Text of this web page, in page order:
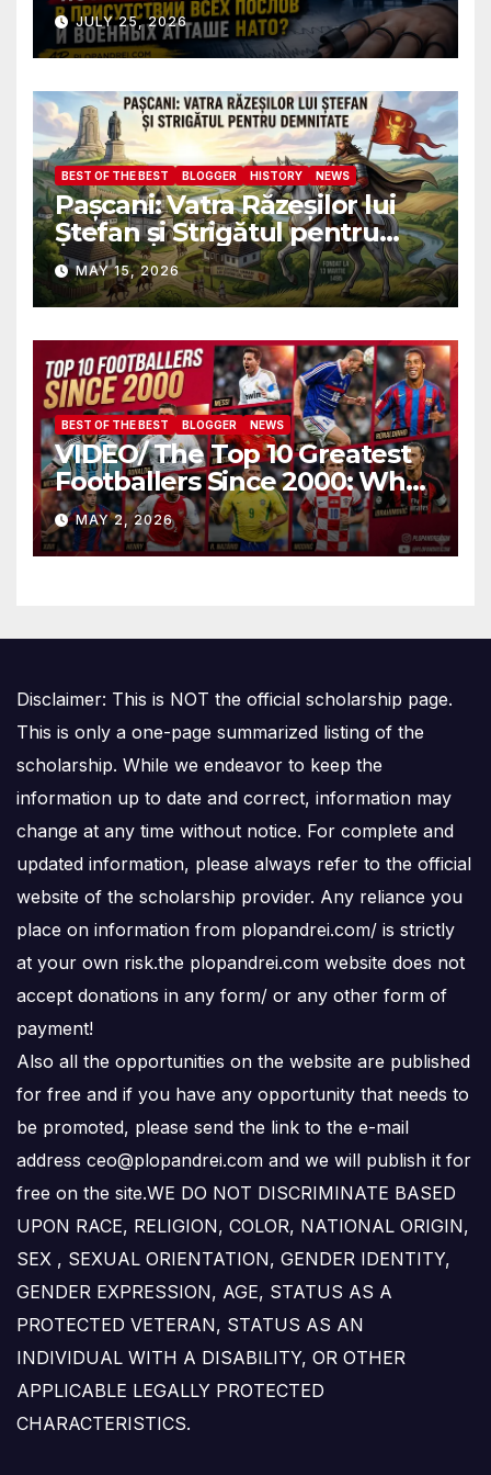
Почему ФБР боится, что я
пройду полиграф в
присутствии всех послов и
военных атташе НАТО?
JULY 25, 2026
BEST OF THE BEST BLOGGER HISTORY NEWS
Pașcani: Vatra Răzeșilor lui
Ștefan și Strigătul pentru
Demnitate în Fața
Amalgamării
MAY 15, 2026
BEST OF THE BEST BLOGGER NEWS
VIDEO/ The Top 10 Greatest
Footballers Since 2000: Who
Is Number One
MAY 2, 2026
Disclaimer: This is NOT the official scholarship page.
This is only a one-page summarized listing of the
scholarship. While we endeavor to keep the
information up to date and correct, information may
change at any time without notice. For complete and
updated information, please always refer to the official
website of the scholarship provider. Any reliance you
place on information from plopandrei.com/ is strictly
at your own risk.the plopandrei.com website does not
accept donations in any form/ or any other form of
payment!
Also all the opportunities on the website are published
for free and if you have any opportunity that needs to
be promoted, please send the link to the e-mail
address ceo@plopandrei.com and we will publish it for
free on the site.WE DO NOT DISCRIMINATE BASED
UPON RACE, RELIGION, COLOR, NATIONAL ORIGIN,
SEX , SEXUAL ORIENTATION, GENDER IDENTITY,
GENDER EXPRESSION, AGE, STATUS AS A
PROTECTED VETERAN, STATUS AS AN
INDIVIDUAL WITH A DISABILITY, OR OTHER
APPLICABLE LEGALLY PROTECTED
CHARACTERISTICS.